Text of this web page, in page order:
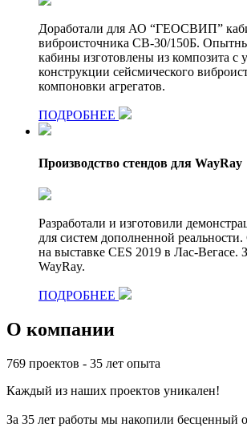
Доработали для АО “ГЕОСВИП”
виброисточника СВ-30/150Б.
кабины изготовлены из композита с
конструкции сейсмического
компоновки агрегатов.
ПОДРОБНЕЕ
Производство стендов для WayRay
Разработали и изготовили
для систем дополненной
на выставке CES 2019 в Лас-Вегасе.
WayRay.
ПОДРОБНЕЕ
О компании
769 проектов - 35 лет опыта
Каждый из наших проектов уникален!
За 35 лет работы мы накопили бесценный